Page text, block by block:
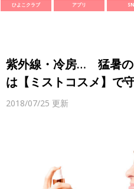
ひよこクラブ アプリ
紫外線・冷房… 猛暑の
は【ミストコスメ】で
2018/07/25 更新